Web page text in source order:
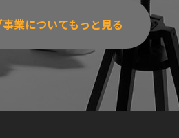
業についてもっと見る